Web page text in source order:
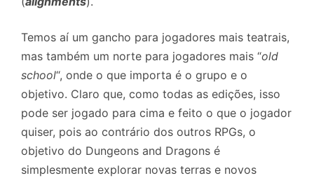
Temos aí um gancho para jogadores mais teatrais,
mas também um norte para jogadores mais “old
school“, onde o que importa é o grupo e o
objetivo. Claro que, como todas as edições, isso
pode ser jogado para cima e feito o que o jogador
quiser, pois ao contrário dos outros RPGs, o
objetivo do Dungeons and Dragons é
simplesmente explorar novas terras e novos